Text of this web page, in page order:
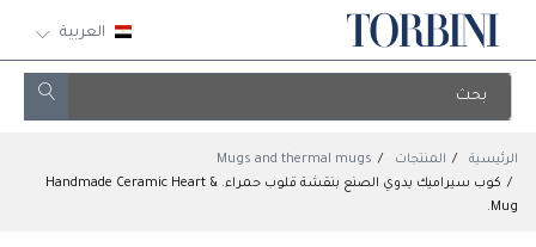
العربية
الرئيسية المنتجات
Mugs and thermal mugs
كوب سيراميك يدوي الصنع بنقشة قلوب حمراء. & Handmade Ceramic Heart
Mug.